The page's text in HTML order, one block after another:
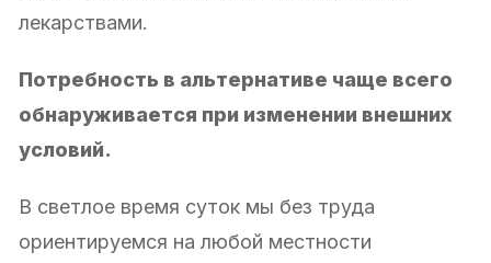
лекарствами.
Потребность в альтернативе чаще всего
обнаруживается при изменении внешних
условий.
В светлое время суток мы без труда
ориентируемся на любой местности